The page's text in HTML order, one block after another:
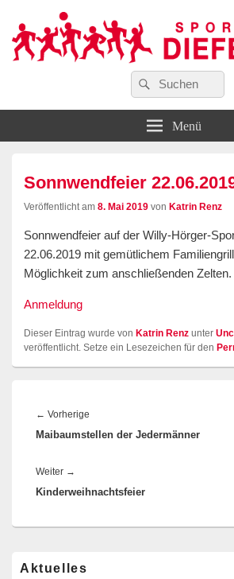
Sportverein Diefenbach
Suchen
nach:
Suchen
Menü
Sonnwendfeier
Veröffentlicht am 8. Mai 2019 von Katrin Renz
Sonnwendfeier auf der Willy-Hörger-
22.06.2019 mit gemütlichem
Möglichkeit zum anschließenden Zelten.
Anmeldung
Dieser Eintrag wurde von Katrin Renz unter
veröffentlicht. Setze ein Lesezeichen für den
← Vorherige
Beitrag:
Maibaumstellen der Jedermänner
Weiter →
Beitrag:
Kinderweihnachtsfeier
Seitenleisten-
Aktuelles